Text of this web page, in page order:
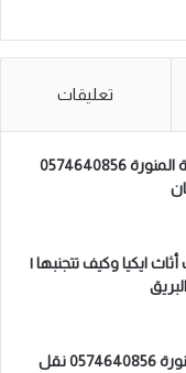
تعليقات
نقل عفش داخل المدينة المنورة 0574640856
ايكيا وكيف تتجنبها |
نقل عفش بالمدينة المنورة 0574640856 نقل